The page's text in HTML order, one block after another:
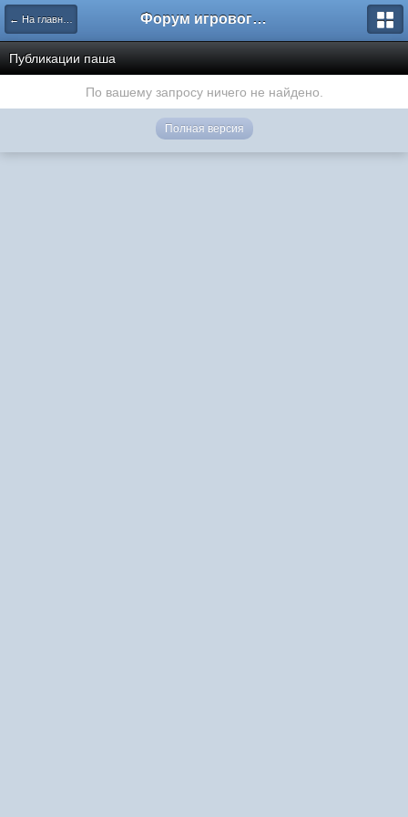
← На главную Форум игрового проекта Riverrise
Публикации паша
По вашему запросу ничего не найдено.
Полная версия